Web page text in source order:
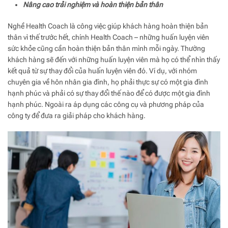
Nâng cao trải nghiệm và hoàn thiện bản thân
Nghề Health Coach là công việc giúp khách hàng hoàn thiện bản
thân vì thế trước hết, chính Health Coach – những huấn luyện viên
sức khỏe cũng cần hoàn thiện bản thân mình mỗi ngày. Thường
khách hàng sẽ đến với những huấn luyện viên mà họ có thể nhìn thấy
kết quả từ sự thay đổi của huấn luyện viên đó. Ví dụ, với nhóm
chuyên gia về hôn nhân gia đình, họ phải thực sự có một gia đình
hạnh phúc và phải có sự thay đổi thế nào để có được một gia đình
hạnh phúc. Ngoài ra áp dụng các công cụ và phương pháp của
công ty để đưa ra giải pháp cho khách hàng.